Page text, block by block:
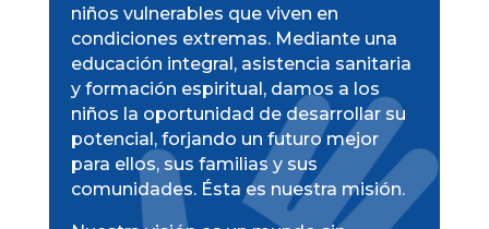
niños vulnerables que viven en
condiciones extremas. Mediante una
educación integral, asistencia sanitaria
y formación espiritual, damos a los
niños la oportunidad de desarrollar su
potencial, forjando un futuro mejor
para ellos, sus familias y sus
comunidades. Ésta es nuestra misión.